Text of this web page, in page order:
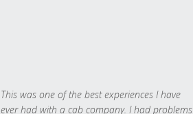
This was one of the best experiences I have
ever had with a cab company. I had problems